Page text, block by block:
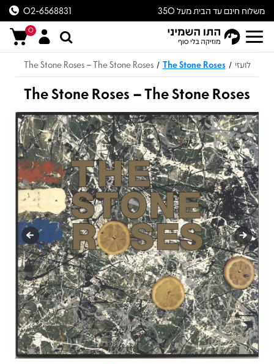
משלוח חינם עד הבית מעל 350
ש״ח
02-6568831
0
לועזי /
The Stone Roses
/
The Stone Roses – The Stone Roses
The Stone Roses – The Stone Roses